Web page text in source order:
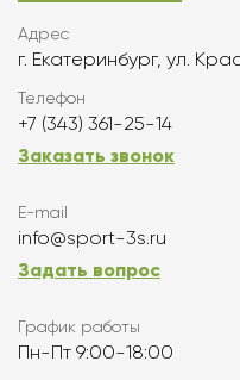
Адрес
г. Екатеринбург, ул.
Телефон
+7 (343) 361-25-14
Заказать звонок
E-mail
info@sport-3s.ru
Задать вопрос
График работы
Пн-Пт 9:00-18:00